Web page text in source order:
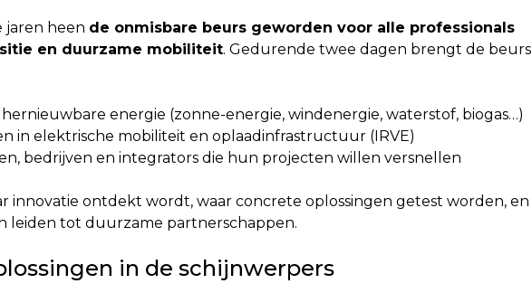
jaren heen de onmisbare beurs geworden voor alle professionals
en duurzame mobiliteit. Gedurende twee dagen brengt de beurs
hernieuwbare energie (zonne-energie, windenergie, waterstof, biogas…)
in elektrische mobiliteit en oplaadinfrastructuur (IRVE)
bedrijven en integrators die hun projecten willen versnellen
innovatie ontdekt wordt, waar concrete oplossingen getest worden, en
leiden tot duurzame partnerschappen.
in de schijnwerpers